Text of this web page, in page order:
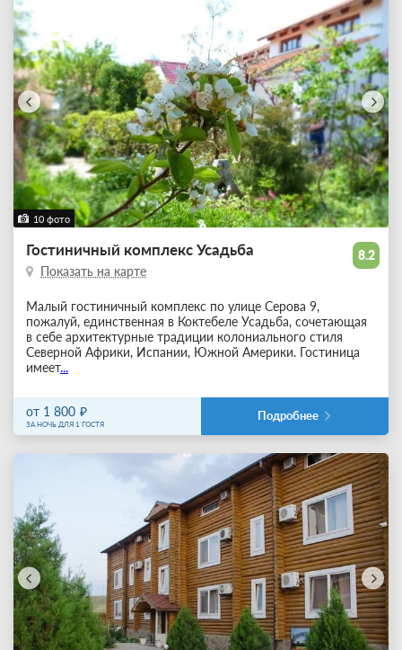
10 фото
8.2
Гостиничный комплекс Усадьба
Показать на карте
Малый гостиничный комплекс по улице Серова 9,
пожалуй, единственная в Коктебеле Усадьба, сочетающая
в себе архитектурные традиции колониального стиля
Северной Африки, Испании, Южной Америки. Гостиница
имеет...
от 1 800
ЗА НОЧЬ ДЛЯ 1 ГОСТЯ
Подробнее